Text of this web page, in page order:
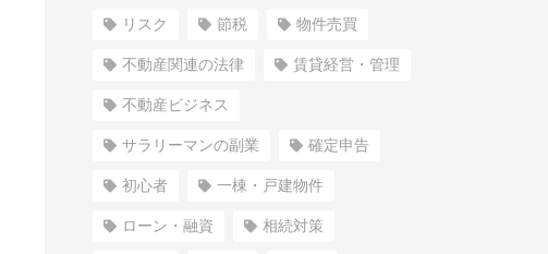
リスク 節税 物件売買
不動産関連の法律 賃貸経営・管理
不動産ビジネス
サラリーマンの副業 確定申告
初心者 一棟・戸建物件
ローン・融資 相続対策